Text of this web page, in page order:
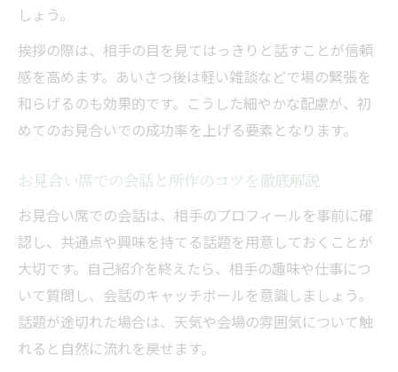
しょう。
挨拶の際は、相手の目を見てはっきりと話すことが信頼
感を高めます。あいさつ後は軽い雑談などで場の緊張を
和らげるのも効果的です。こうした細やかな配慮が、初
めてのお見合いでの成功率を上げる要素となります。
お見合い席での会話と所作のコツを徹底解説
お見合い席での会話は、相手のプロフィールを事前に確
認し、共通点や興味を持てる話題を用意しておくことが
大切です。自己紹介を終えたら、相手の趣味や仕事につ
いて質問し、会話のキャッチボールを意識しましょう。
話題が途切れた場合は、天気や会場の雰囲気について触
れると自然に流れを戻せます。